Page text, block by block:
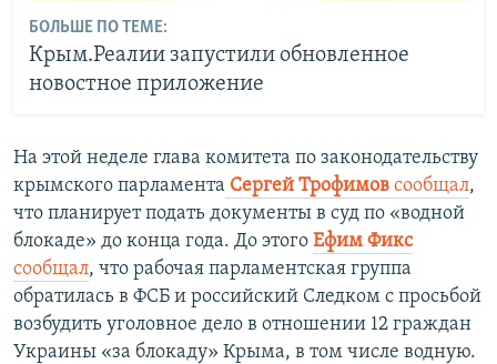
БОЛЬШЕ ПО ТЕМЕ:
Крым.Реалии запустили обновленное
новостное приложение
На этой неделе глава комитета по законодательству
крымского парламента Сергей Трофимов сообщал,
что планирует подать документы в суд по «водной
блокаде» до конца года. До этого Ефим Фикс
сообщал, что рабочая парламентская группа
обратилась в ФСБ и российский Следком с просьбой
возбудить уголовное дело в отношении 12 граждан
Украины «за блокаду» Крыма, в том числе водную.